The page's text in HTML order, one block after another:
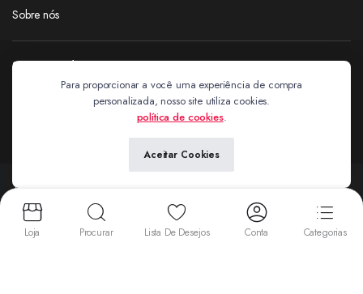
Sobre nós
Siga nas redes
Copyright 2024 © Extravagantes. Todos os direitos reservados. by
Aceitamos:
Para proporcionar a você uma experiência de compra
personalizada, nosso site utiliza cookies.
política de cookies.
Aceitar Cookies
Loja Procurar Lista De Desejos Conta Categorias